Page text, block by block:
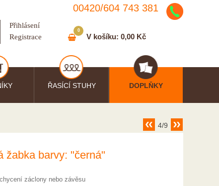
00420/604 743 381
Přihlásení
Registrace
V košíku: 0,00 Kč
0
ŘASÍCÍ STUHY DOPLŇKY
4/9
žabka barvy: "černá"
záclony nebo závěsu